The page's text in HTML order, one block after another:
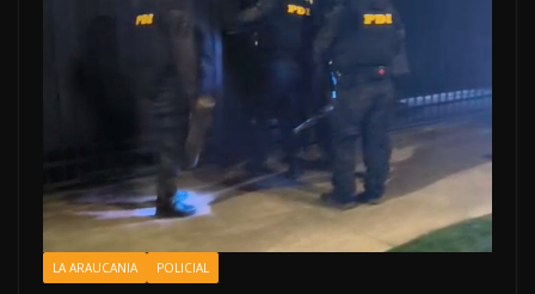
LA ARAUCANIA POLICIAL